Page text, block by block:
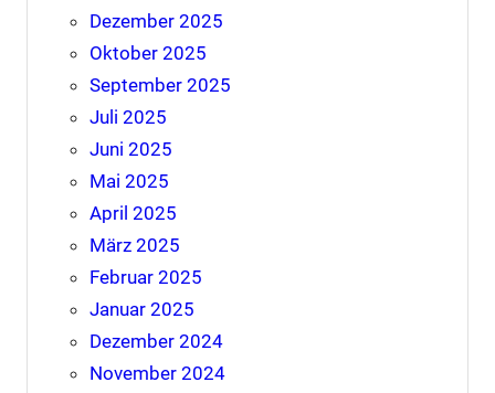
Dezember 2025
Oktober 2025
September 2025
Juli 2025
Juni 2025
Mai 2025
April 2025
März 2025
Februar 2025
Januar 2025
Dezember 2024
November 2024